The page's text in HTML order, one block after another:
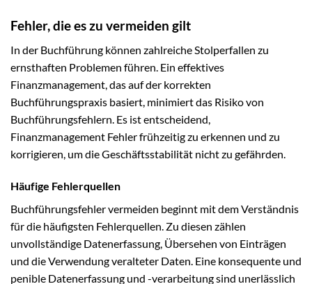
Fehler, die es zu vermeiden gilt
In der Buchführung können zahlreiche Stolperfallen zu
ernsthaften Problemen führen. Ein effektives
Finanzmanagement, das auf der korrekten
Buchführungspraxis basiert, minimiert das Risiko von
Buchführungsfehlern. Es ist entscheidend,
Finanzmanagement Fehler frühzeitig zu erkennen und zu
korrigieren, um die Geschäftsstabilität nicht zu gefährden.
Häufige Fehlerquellen
Buchführungsfehler vermeiden beginnt mit dem Verständnis
für die häufigsten Fehlerquellen. Zu diesen zählen
unvollständige Datenerfassung, Übersehen von Einträgen
und die Verwendung veralteter Daten. Eine konsequente und
penible Datenerfassung und -verarbeitung sind unerlässlich